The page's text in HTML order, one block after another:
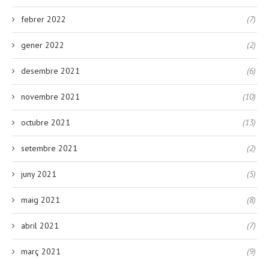
febrer 2022 (7)
gener 2022 (2)
desembre 2021 (6)
novembre 2021 (10)
octubre 2021 (13)
setembre 2021 (2)
juny 2021 (5)
maig 2021 (8)
abril 2021 (7)
març 2021 (9)